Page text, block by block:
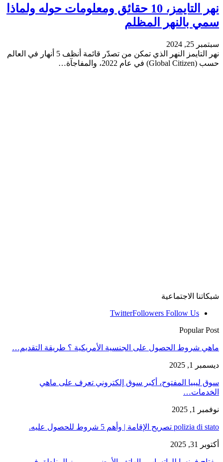
نهر التايمز، 10 حقائق ومعلومات حوله ولماذا
سمي بالنهر المظلم
سبتمبر 25, 2024
نهر التايمز النهر الذي تمكن من تصدّر قائمة أنظف 5 أنهار في العالم
حسب (Global Citizen) في عام 2022، والمفاجآة…
شبكاتنا الاجتماعية
TwitterFollowers Follow Us
Popular Post
ماهي شروط الحصول على الجنسية الأمريكية ؟ طريقة التقديم…
ديسمبر 1, 2025
سوق ليبيا المفتوح، أكبر سوق إلكتروني تعرف على ماهي
الخدمات…
نوفمبر 1, 2025
polizia di stato تصريح الإقامة | وأهم 5 شروط للحصول عليه.
أكتوبر 31, 2025